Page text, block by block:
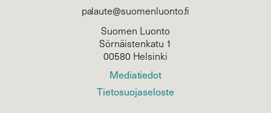
palaute@suomenluonto.fi
Suomen Luonto
Sörnäistenkatu 1
00580 Helsinki
Mediatiedot
Tietosuojaseloste